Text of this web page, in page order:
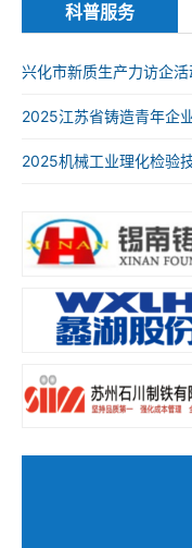
科普服务
兴化市新质生产力访企活
2025江苏省铸造青年企
2025机械工业理化检验